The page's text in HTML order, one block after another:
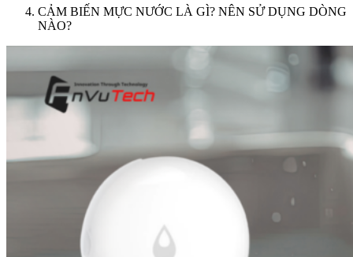
CẢM BIẾN MỰC NƯỚC LÀ GÌ? NÊN SỬ DỤNG DÒNG
NÀO?